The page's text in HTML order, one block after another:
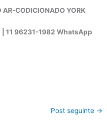
AR-CODICIONADO YORK
11 96231-1982 WhatsApp
Post seguinte →